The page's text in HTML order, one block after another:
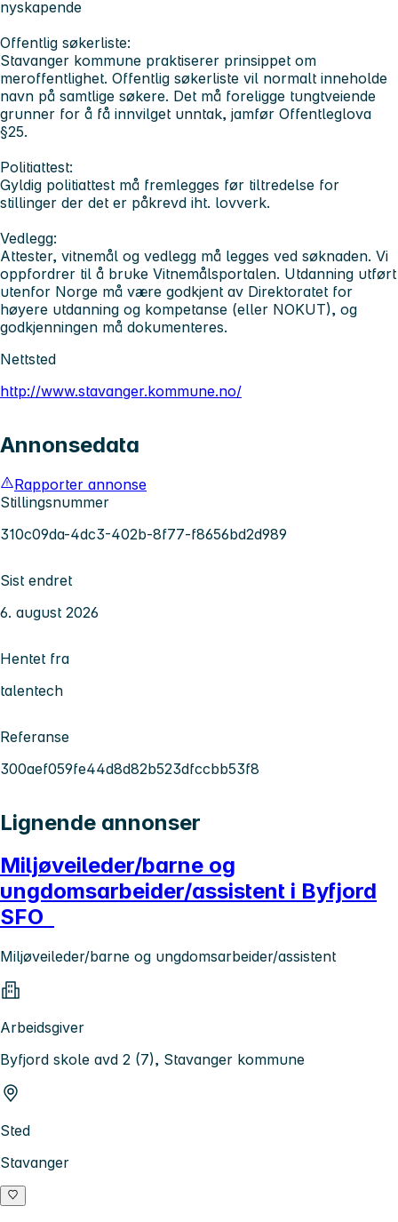
nyskapende
Offentlig søkerliste:
Stavanger kommune praktiserer prinsippet om
meroffentlighet. Offentlig søkerliste vil normalt inneholde
navn på samtlige søkere. Det må foreligge tungtveiende
grunner for å få innvilget unntak, jamfør Offentleglova
§25.
Politiattest:
Gyldig politiattest må fremlegges før tiltredelse for
stillinger der det er påkrevd iht. lovverk.
Vedlegg:
Attester, vitnemål og vedlegg må legges ved søknaden. Vi
oppfordrer til å bruke Vitnemålsportalen. Utdanning utført
utenfor Norge må være godkjent av Direktoratet for
høyere utdanning og kompetanse (eller NOKUT), og
godkjenningen må dokumenteres.
Nettsted
http://www.stavanger.kommune.no/
Annonsedata
Rapporter annonse
Stillingsnummer
310c09da-4dc3-402b-8f77-f8656bd2d989
Sist endret
6. august 2026
Hentet fra
talentech
Referanse
300aef059fe44d8d82b523dfccbb53f8
Lignende annonser
Miljøveileder/barne og
ungdomsarbeider/assistent i Byfjord
SFO
Miljøveileder/barne og ungdomsarbeider/assistent
Arbeidsgiver
Byfjord skole avd 2 (7), Stavanger kommune
Sted
Stavanger